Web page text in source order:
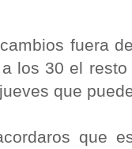
fuera
los 30 el
que
que